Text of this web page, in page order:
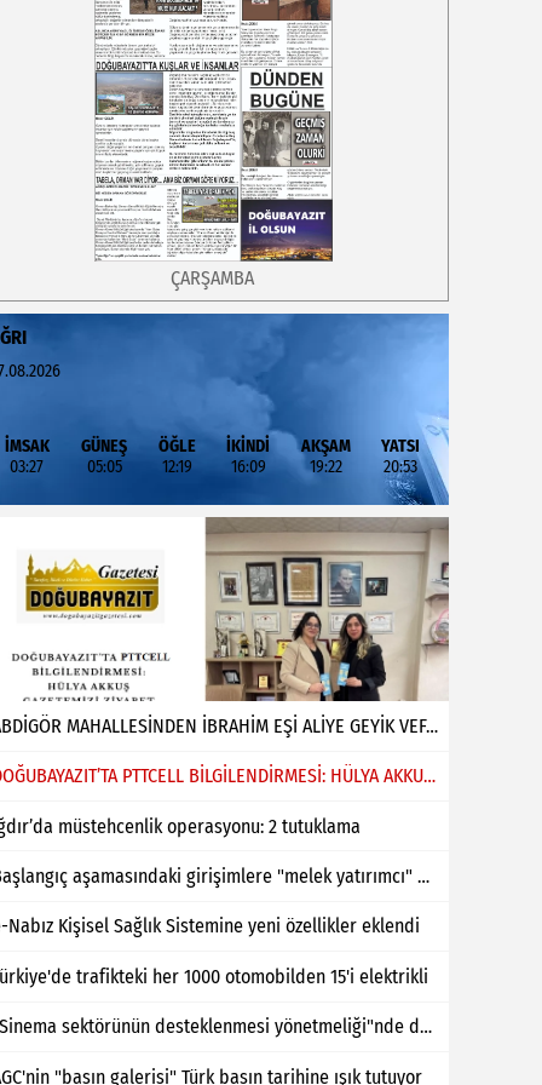
ÇARŞAMBA
İMSAK
03:27
GÜNEŞ
05:05
ÖĞLE
12:19
İKİNDİ
16:09
AKŞAM
19:22
YATSI
20:53
ABDİGÖR MAHALLESİNDEN İBRAHİM EŞİ ALİYE GEYİK VEFAT ETMİŞTİR
DOĞUBAYAZIT’TA PTTCELL BİLGİLENDİRMESİ: HÜLYA AKKUŞ GAZETEMİZİ ZİYARET ETTİ
müstehcenlik operasyonu: 2 tutuklama
Başlangıç aşamasındaki girişimlere "melek yatırımcı" desteği
Nabız Kişisel Sağlık Sistemine yeni özellikler eklendi
trafikteki her 1000 otomobilden 15'i elektrikli
"Sinema sektörünün desteklenmesi yönetmeliği"nde değişiklik yapıldı
"basın galerisi" Türk basın tarihine ışık tutuyor